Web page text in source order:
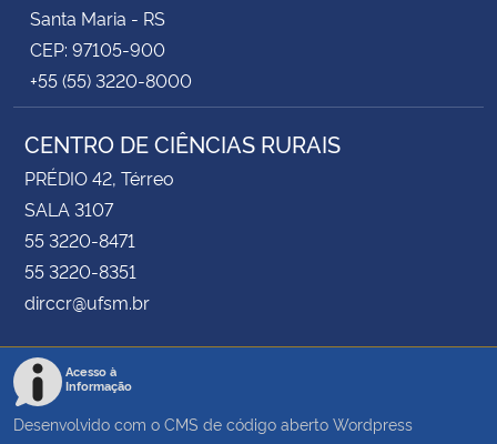
Santa Maria - RS
CEP: 97105-900
+55 (55) 3220-8000
CENTRO DE CIÊNCIAS RURAIS
PRÉDIO 42, Térreo
SALA 3107
55 3220-8471
55 3220-8351
dirccr@ufsm.br
Acesso à
Informação
Desenvolvido com o CMS de código aberto Wordpress